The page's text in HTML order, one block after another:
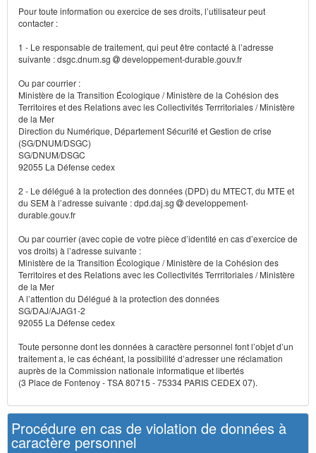
Pour toute information ou exercice de ses droits, l’utilisateur peut
contacter :
1 - Le responsable de traitement, qui peut être contacté à l’adresse
suivante : dsgc.dnum.sg
developpement-durable.gouv.fr
Ou par courrier :
Ministère de la Transition Écologique / Ministère de la Cohésion des
Territoires et des Relations avec les Collectivités Terrritoriales / Ministère
de la Mer
Direction du Numérique, Département Sécurité et Gestion de crise
(SG/DNUM/DSGC)
SG/DNUM/DSGC
92055 La Défense cedex
2 - Le délégué à la protection des données (DPD) du MTECT, du MTE et
du SEM à l’adresse suivante : dpd.daj.sg
developpement-
durable.gouv.fr
Ou par courrier (avec copie de votre pièce d’identité en cas d’exercice de
vos droits) à l’adresse suivante :
Ministère de la Transition Écologique / Ministère de la Cohésion des
Territoires et des Relations avec les Collectivités Terrritoriales / Ministère
de la Mer
A l’attention du Délégué à la protection des données
SG/DAJ/AJAG1-2
92055 La Défense cedex
Toute personne dont les données à caractère personnel font l’objet d’un
traitement a, le cas échéant, la possibilité d’adresser une réclamation
auprès de la Commission nationale informatique et libertés
(3 Place de Fontenoy - TSA 80715 - 75334 PARIS CEDEX 07).
Procédure en cas de violation de données à
caractère personnel